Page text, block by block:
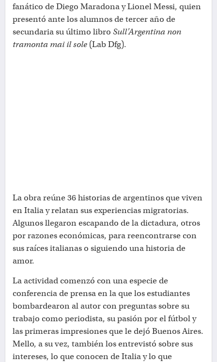
fanático de Diego Maradona y Lionel Messi, quien
presentó ante los alumnos de tercer año de
secundaria su último libro Sull’Argentina non
tramonta mai il sole (Lab Dfg).
La obra reúne 36 historias de argentinos que viven
en Italia y relatan sus experiencias migratorias.
Algunos llegaron escapando de la dictadura, otros
por razones económicas, para reencontrarse con
sus raíces italianas o siguiendo una historia de
amor.
La actividad comenzó con una especie de
conferencia de prensa en la que los estudiantes
bombardearon al autor con preguntas sobre su
trabajo como periodista, su pasión por el fútbol y
las primeras impresiones que le dejó Buenos Aires.
Mello, a su vez, también los entrevistó sobre sus
intereses, lo que conocen de Italia y lo que